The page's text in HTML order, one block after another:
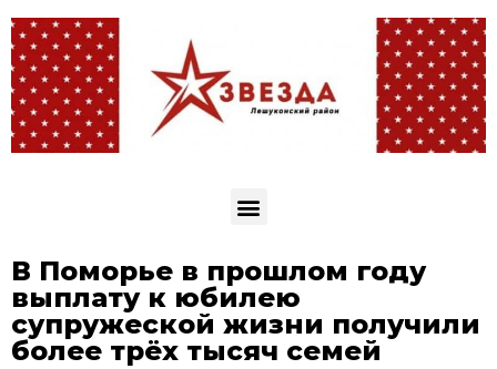
В Поморье в прошлом году
выплату к юбилею
супружеской жизни получили
более трёх тысяч семей